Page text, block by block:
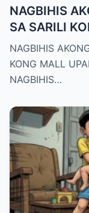
NAGBIHIS
SA SARILI
ANG
NAGBIHIS
KONG MALL
NAGBIHIS…